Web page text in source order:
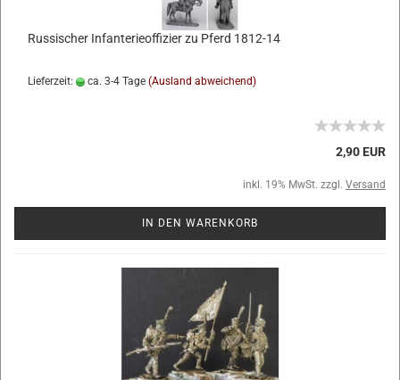
Russischer Infanterieoffizier zu Pferd 1812-14
Lieferzeit: ca. 3-4 Tage (Ausland abweichend)
2,90 EUR
inkl. 19% MwSt. zzgl. Versand
IN DEN WARENKORB